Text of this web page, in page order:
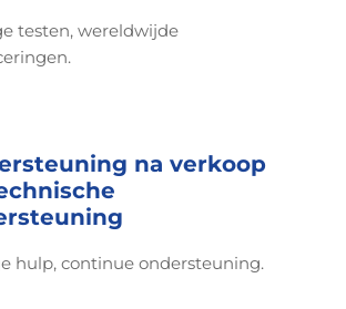
testen, wereldwijde
na verkoop
hulp, continue ondersteuning.